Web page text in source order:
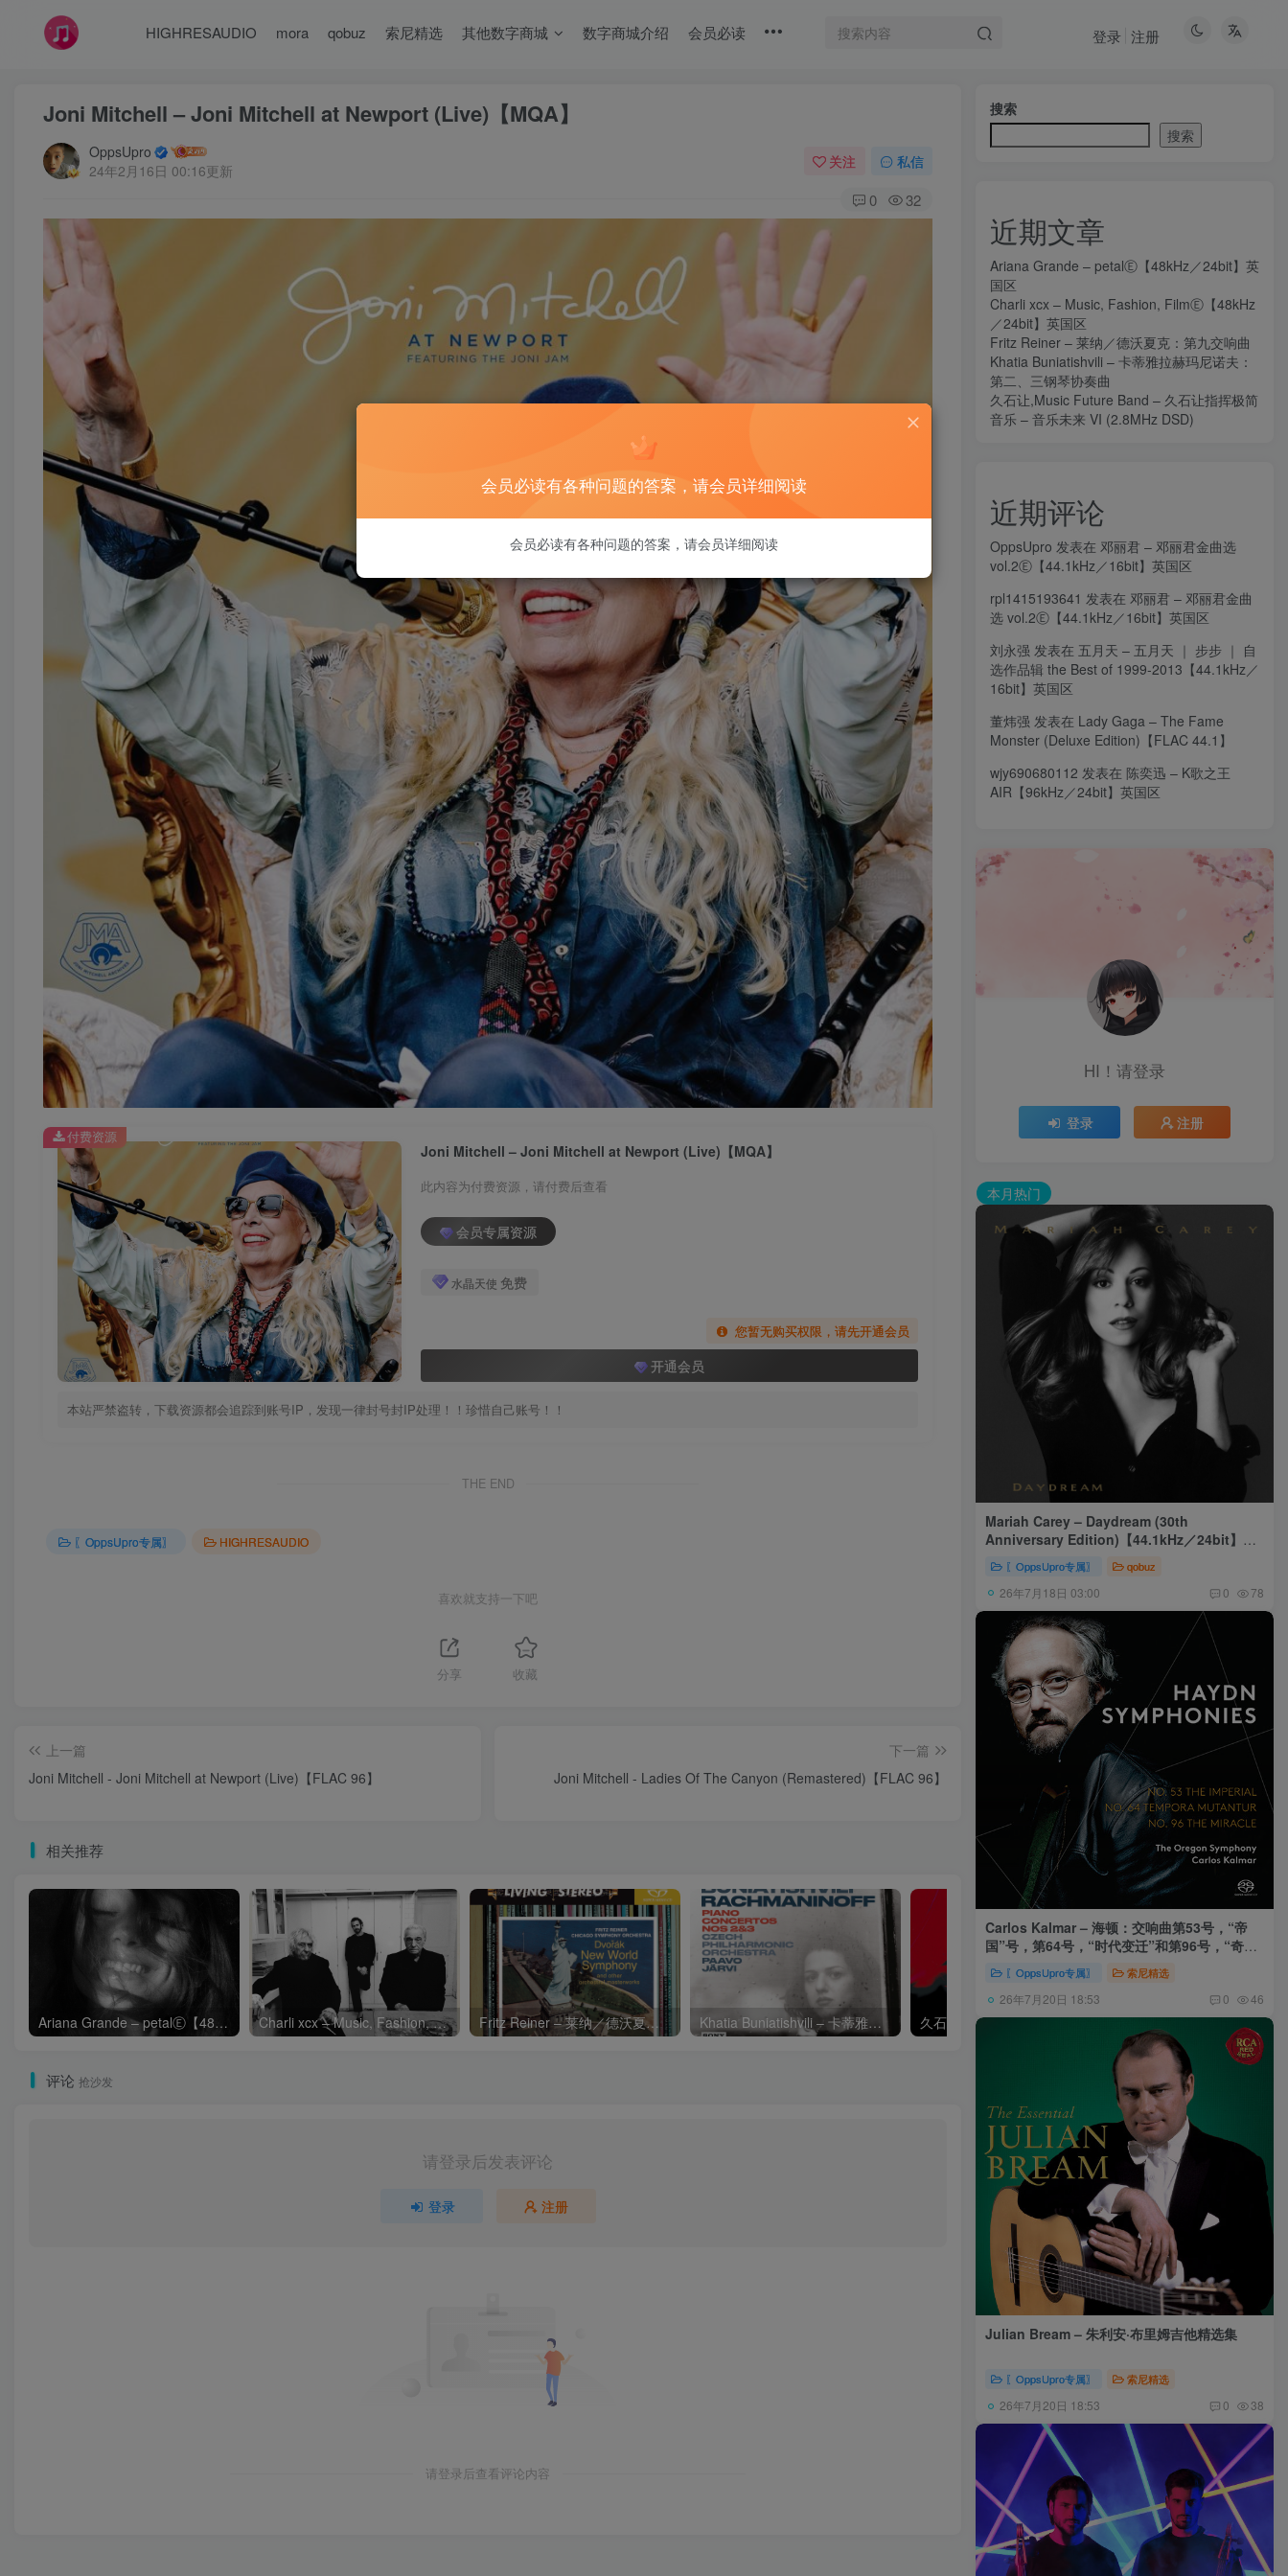
HIGHRESAUDIO mora qobuz 索尼精选 其他数字商城 数字商城介绍 会员必读 登录 注册
Joni Mitchell – Joni Mitchell at Newport (Live)【MQA】
OppsUpro
24年2月16日 00:16更新
关注 私信
0 32
Joni Mitchell – Joni Mitchell at Newport (Live)【MQA】
此内容为付费资源，请付费后查看
会员专属资源
水晶天使 免费
您暂无购买权限，请先开通会员
开通会员
本站严禁盗转，下载资源都会追踪到账号IP，发现一律封号封IP处理！！珍惜自己账号！！
付费资源
THE END
〖OppsUpro专属〗 HIGHRESAUDIO
喜欢就支持一下吧
分享 收藏
上一篇
Joni Mitchell - Joni Mitchell at Newport (Live)【FLAC 96】
下一篇
Joni Mitchell - Ladies Of The Canyon (Remastered)【FLAC 96】
相关推荐
Ariana Grande – petalⒺ【48kHz／24bit】英国区 Charli xcx – Music, Fashion, FilmⒺ【48kHz／24bit】英国区 Fritz Reiner – 莱纳／德沃夏克：第九交响曲 Khatia Buniatishvili – 卡蒂雅拉赫玛尼诺夫：第二、三钢琴协奏曲 久石让,Music Future Band – 久石让指挥极简音乐 – 音乐未来 VI (2.8MHz DSD)
评论 抢沙发
请登录后发表评论
登录 注册
请登录后查看评论内容
搜索
搜索
近期文章
Ariana Grande – petalⒺ【48kHz／24bit】英
国区
Charli xcx – Music, Fashion, FilmⒺ【48kHz
／24bit】英国区
Fritz Reiner – 莱纳／德沃夏克：第九交响曲
Khatia Buniatishvili – 卡蒂雅拉赫玛尼诺夫：
第二、三钢琴协奏曲
久石让,Music Future Band – 久石让指挥极简
音乐 – 音乐未来 VI (2.8MHz DSD)
近期评论
OppsUpro 发表在 邓丽君 – 邓丽君金曲选
vol.2Ⓔ【44.1kHz／16bit】英国区
rpl1415193641 发表在 邓丽君 – 邓丽君金曲
选 vol.2Ⓔ【44.1kHz／16bit】英国区
刘永强 发表在 五月天 – 五月天 ｜ 步步 ｜ 自
选作品辑 the Best of 1999-2013【44.1kHz／
16bit】英国区
董炜强 发表在 Lady Gaga – The Fame
Monster (Deluxe Edition)【FLAC 44.1】
wjy690680112 发表在 陈奕迅 – K歌之王
AIR【96kHz／24bit】英国区
HI！请登录
登录 注册
本月热门
Mariah Carey – Daydream (30th
Anniversary Edition)【44.1kHz／24bit】美
〖OppsUpro专属〗 qobuz
26年7月18日 03:00 0 78
Carlos Kalmar – 海顿：交响曲第53号，“帝
国”号，第64号，“时代变迁”和第96号，“奇迹”
号 (俄勒冈交响乐团，卡尔玛)
〖OppsUpro专属〗 索尼精选
26年7月20日 18:53 0 46
Julian Bream – 朱利安·布里姆吉他精选集
〖OppsUpro专属〗 索尼精选
26年7月20日 18:53 0 38
会员必读有各种问题的答案，请会员详细阅读
会员必读有各种问题的答案，请会员详细阅读